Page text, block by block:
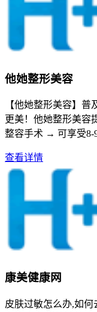
他她整形美容
【他她整形美容】
更美！他她整形美容
整容手术 → 可享受8-
查看详情
康美健康网
皮肤过敏怎么办,如